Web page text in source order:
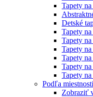
Tapety
Detské
Tapety
Tapety
Tapety
Tapety
Tapety
Tapety
Podľa miestnosti
Zobraziť